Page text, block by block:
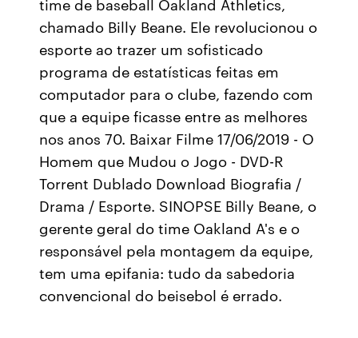
chamado Billy Beane. Ele revolucionou o
esporte ao trazer um sofisticado
programa de estatísticas feitas em
computador para o clube, fazendo com
que a equipe ficasse entre as melhores
nos anos 70. Baixar Filme 17/06/2019 - O
Homem que Mudou o Jogo - DVD-R
Torrent Dublado Download Biografia /
Drama / Esporte. SINOPSE Billy Beane, o
gerente geral do time Oakland A's e o
responsável pela montagem da equipe,
tem uma epifania: tudo da sabedoria
convencional do beisebol é errado.